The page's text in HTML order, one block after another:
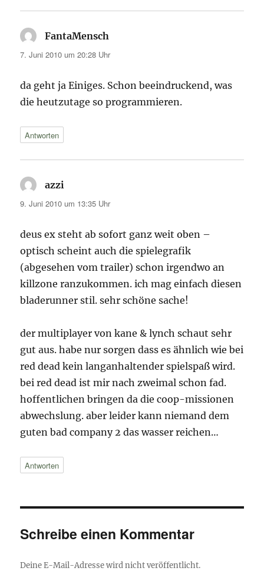
FantaMensch
7. Juni 2010 um 20:28 Uhr
da geht ja Einiges. Schon beeindruckend, was
die heutzutage so programmieren.
Antworten
azzi
9. Juni 2010 um 13:35 Uhr
deus ex steht ab sofort ganz weit oben –
optisch scheint auch die spielegrafik
(abgesehen vom trailer) schon irgendwo an
killzone ranzukommen. ich mag einfach diesen
bladerunner stil. sehr schöne sache!
der multiplayer von kane & lynch schaut sehr
gut aus. habe nur sorgen dass es ähnlich wie bei
red dead kein langanhaltender spielspaß wird.
bei red dead ist mir nach zweimal schon fad.
hoffentlichen bringen da die coop-missionen
abwechslung. aber leider kann niemand dem
guten bad company 2 das wasser reichen…
Antworten
Schreibe einen Kommentar
Deine E-Mail-Adresse wird nicht veröffentlicht.